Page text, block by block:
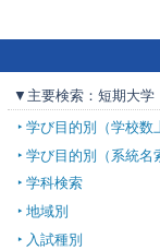
▼主要検索：短期大学
学び目的別（学校数
学び目的別（系統名
学科検索
地域別
入試種別